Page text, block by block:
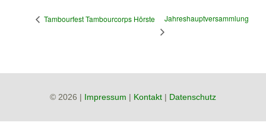
Tambourfest Tambourcorps Hörste Jahreshauptversammlung
© 2026 | Impressum | Kontakt | Datenschutz